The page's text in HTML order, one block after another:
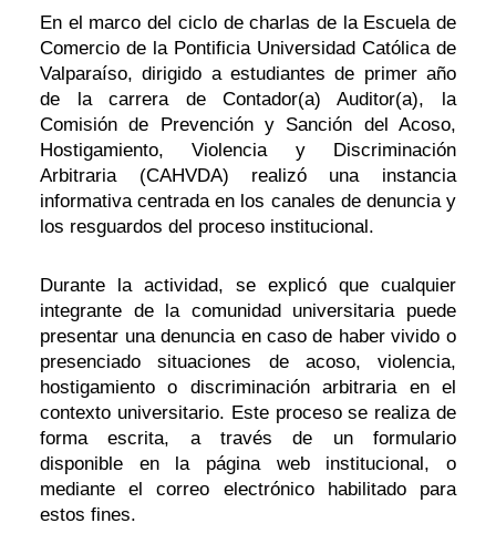
En el marco del ciclo de charlas de la Escuela de
Comercio de la Pontificia Universidad Católica de
Valparaíso, dirigido a estudiantes de primer año
de la carrera de Contador(a) Auditor(a), la
Comisión de Prevención y Sanción del Acoso,
Hostigamiento, Violencia y Discriminación
Arbitraria (CAHVDA) realizó una instancia
informativa centrada en los canales de denuncia y
los resguardos del proceso institucional.
Durante la actividad, se explicó que cualquier
integrante de la comunidad universitaria puede
presentar una denuncia en caso de haber vivido o
presenciado situaciones de acoso, violencia,
hostigamiento o discriminación arbitraria en el
contexto universitario. Este proceso se realiza de
forma escrita, a través de un formulario
disponible en la página web institucional, o
mediante el correo electrónico habilitado para
estos fines.